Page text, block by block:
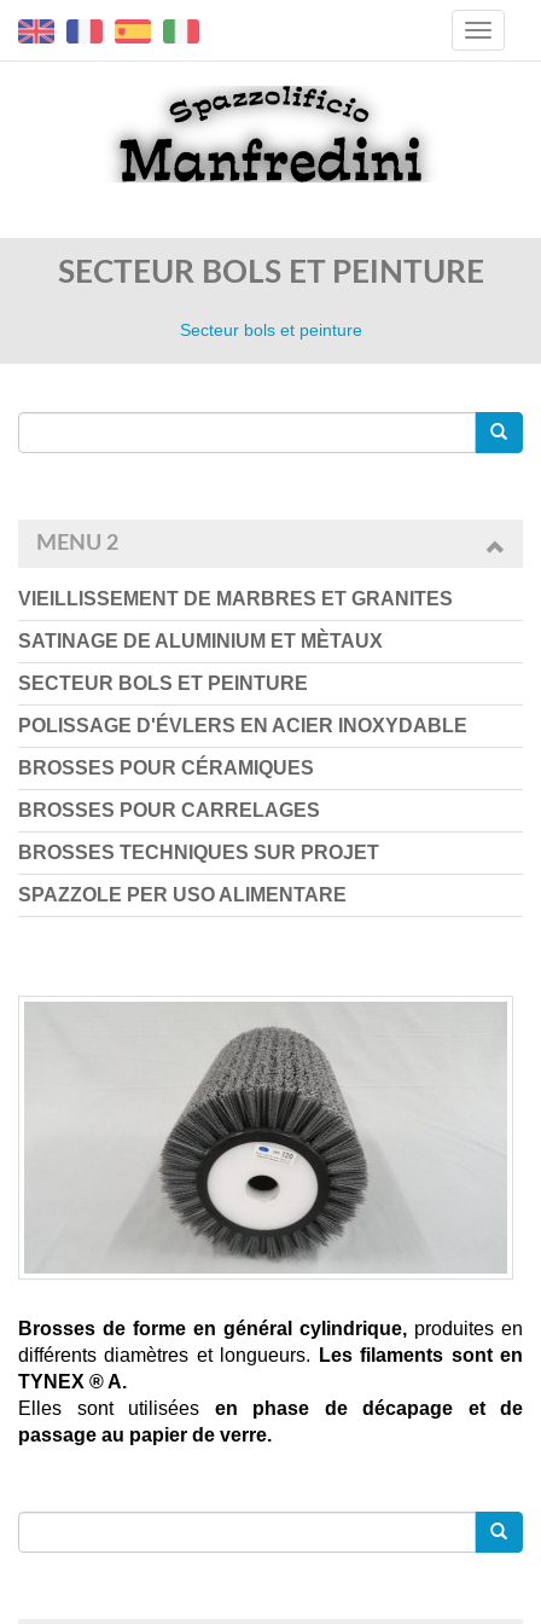
SECTEUR BOLS ET PEINTURE
Secteur bols et peinture
MENU 2
VIEILLISSEMENT DE MARBRES ET GRANITES
SATINAGE DE ALUMINIUM ET MÈTAUX
SECTEUR BOLS ET PEINTURE
POLISSAGE D'ÉVLERS EN ACIER INOXYDABLE
BROSSES POUR CÉRAMIQUES
BROSSES POUR CARRELAGES
BROSSES TECHNIQUES SUR PROJET
SPAZZOLE PER USO ALIMENTARE
Brosses de forme en général cylindrique, produites en
différents diamètres et longueurs. Les filaments sont en
TYNEX ® A.
Elles sont utilisées en phase de décapage et de
passage au papier de verre.